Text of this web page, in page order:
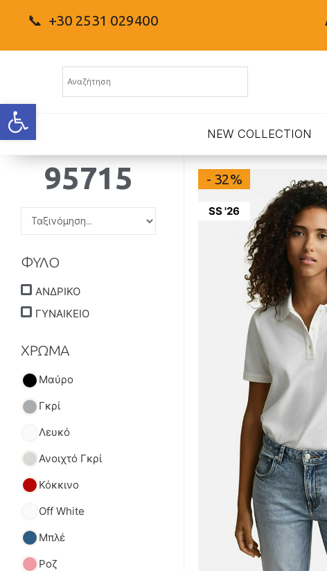
Ανοίξτε τη γραμμή εργαλείων
📞 +30 2531 029400
NEW COLLECTION
95715
ΦΥΛΟ
ΑΝΔΡΙΚΟ
ΓΥΝΑΙΚΕΙΟ
ΧΡΩΜΑ
Μαύρο
Γκρί
Λευκό
Ανοιχτό Γκρί
Κόκκινο
Off White
Μπλέ
Ροζ
SS '26
- 32%